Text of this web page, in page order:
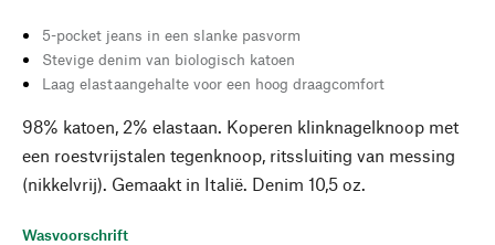
5-pocket jeans in een slanke pasvorm
Stevige denim van biologisch katoen
Laag elastaangehalte voor een hoog draagcomfort
98% katoen, 2% elastaan. Koperen klinknagelknoop met
een roestvrijstalen tegenknoop, ritssluiting van messing
(nikkelvrij). Gemaakt in Italië. Denim 10,5 oz.
Wasvoorschrift